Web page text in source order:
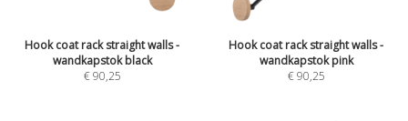
Hook coat rack straight walls -
wandkapstok black
€ 90,25
Hook coat rack straight walls -
wandkapstok pink
€ 90,25